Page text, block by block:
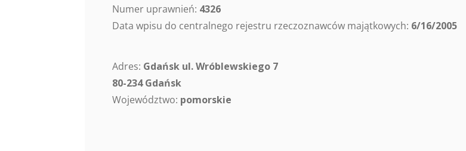
Numer uprawnień: 4326
Data wpisu do centralnego rejestru rzeczoznawców majątkowych: 6/16/2005
Adres: Gdańsk ul. Wróblewskiego 7
80-234 Gdańsk
Województwo: pomorskie